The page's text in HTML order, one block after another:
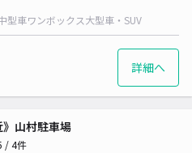
型車ワンボックス大型車・SUV
詳細へ
》山村駐車場
/ 4件